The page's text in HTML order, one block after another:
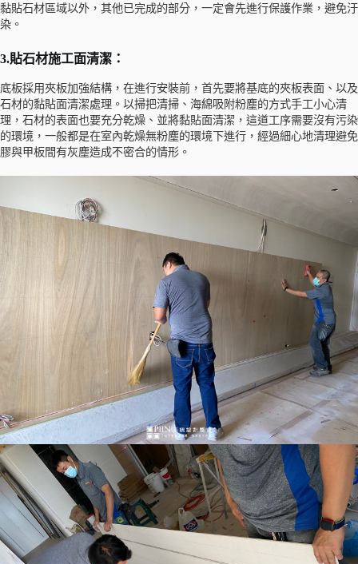
黏貼石材區域以外，其他已完成的部分，一定會先進行保護作業，避免汙
染。
3.貼石材施工面清潔：
底板採用夾板加強結構，在進行安裝前，首先要將基底的夾板表面、以及
石材的黏貼面清潔處理。以掃把清掃、海綿吸附粉塵的方式手工小心清
理，石材的表面也要充分乾燥、並將黏貼面清潔，這道工序需要沒有污染
的環境，一般都是在室內乾燥無粉塵的環境下進行，經過細心地清理避免
膠與甲板間有灰塵造成不密合的情形。